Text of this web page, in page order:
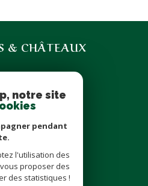
& CHÂTEAUX
85 35 92
Cathédrale
suivre sur
notre site
pendant
l'utilisation des
proposer des
des statistiques !